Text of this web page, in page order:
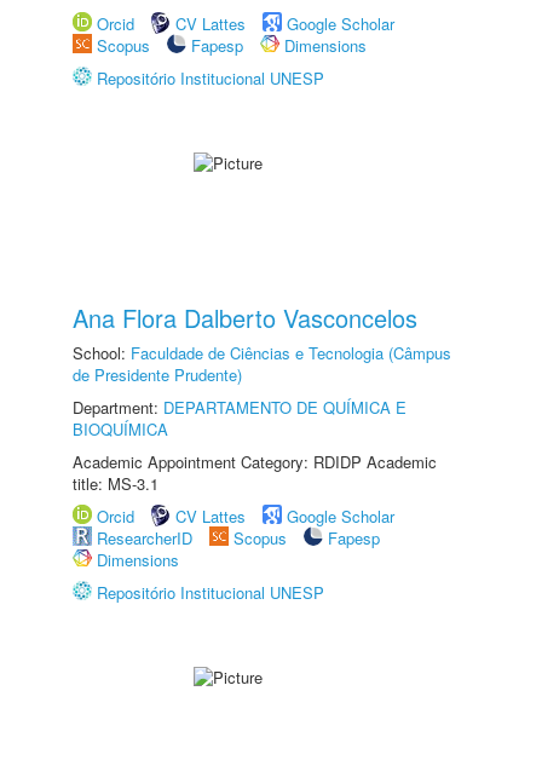
Orcid
CV Lattes
Google Scholar
Scopus
Fapesp
Dimensions
Repositório Institucional UNESP
Ana Flora Dalberto Vasconcelos
School: Faculdade de Ciências e Tecnologia (Câmpus
de Presidente Prudente)
Department: DEPARTAMENTO DE QUÍMICA E
BIOQUÍMICA
Academic Appointment Category: RDIDP Academic
title: MS-3.1
Orcid
CV Lattes
Google Scholar
ResearcherID
Scopus
Fapesp
Dimensions
Repositório Institucional UNESP